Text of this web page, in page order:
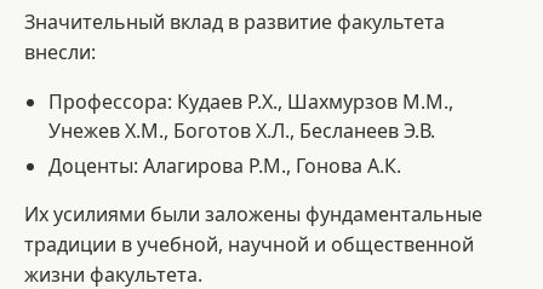
Значительный вклад в развитие факультета
внесли:
Профессора: Кудаев Р.Х., Шахмурзов М.М.,
Унежев Х.М., Боготов Х.Л., Бесланеев Э.В.
Доценты: Алагирова Р.М., Гонова А.К.
Их усилиями были заложены фундаментальные
традиции в учебной, научной и общественной
жизни факультета.